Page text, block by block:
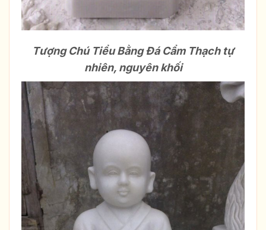
Tượng Chú Tiểu Bằng Đá Cẩm Thạch tự
nhiên, nguyên khối